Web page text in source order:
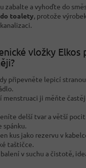
zabalte a vyhoďte do
toalety, protože
vložky Elkos
připevněte lepicí
menstruaci ji měňte
delší tvar a větší
spánku.
kus jako rezervu v
taštičce.
v suchu a čistotě,